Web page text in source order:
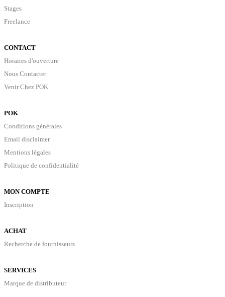
Stages
Freelance
CONTACT
Horaires d'ouverture
Nous Contacter
Venir Chez POK
POK
Conditions générales
Email disclaimer
Mentions légales
Politique de confidentialité
MON COMPTE
Inscription
ACHAT
Recherche de fournisseurs
SERVICES
Marque de distributeur